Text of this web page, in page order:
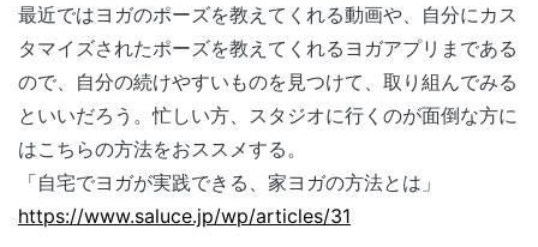
最近ではヨガのポーズを教えてくれる動画や、自分にカス
タマイズされたポーズを教えてくれるヨガアプリまである
ので、自分の続けやすいものを見つけて、取り組んでみる
といいだろう。忙しい方、スタジオに行くのが面倒な方に
はこちらの方法をおススメする。
「自宅でヨガが実践できる、家ヨガの方法とは」
https://www.saluce.jp/wp/articles/31